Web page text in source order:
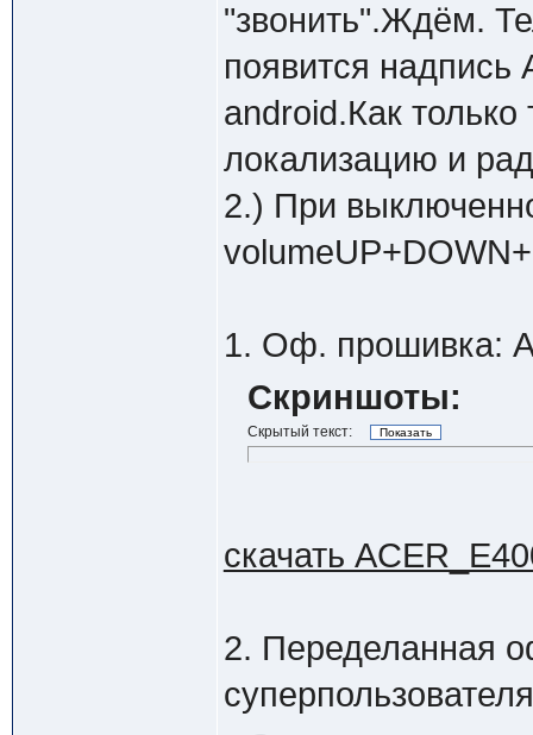
"звонить".Ждём.
появится надпись
android.Как
локализацию и
2.) При
1. Оф. прошивка:
Скриншоты:
Скрытый текст:
скачать
2. Переделанная